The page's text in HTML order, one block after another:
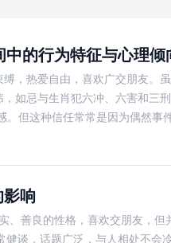
的行为特征与心理倾
，热爱自由，喜欢广交朋友。
如忌与生肖犯六冲、六害和三
但这种信任常常是因为偶然事
响
、善良的性格，喜欢交朋友，
谈，话题广泛，与人相处不会